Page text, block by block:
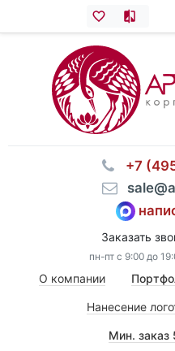
⠀+7
Заказать
пн-пт с 9:00 до
О компании
Нанесение
Мин. заказ